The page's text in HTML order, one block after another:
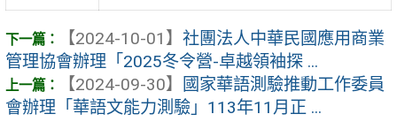
【2024-10-01】 社團法人中華民國應用商業
管理協會辦理「2025冬令營-卓越領袖探 ...
【2024-09-30】
國家華語測驗推動工作委員
會辦理「華語文能力測驗」113年11月正 ...